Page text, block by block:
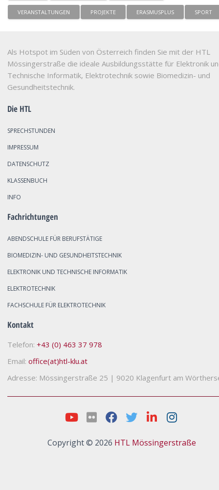
VERANSTALTUNGEN PROJEKTE ERASMUSPLUS SPORT
Als Hotspot im Süden von Österreich finden Sie mit der HTL
Mössingerstraße die ideale Ausbildungsstätte für Elektronik
Technische Informatik, Elektrotechnik sowie Biomedizin- und
Gesundheitstechnik.
Die HTL
SPRECHSTUNDEN
IMPRESSUM
DATENSCHUTZ
KLASSENBUCH
INFO
Fachrichtungen
ABENDSCHULE FÜR BERUFSTÄTIGE
BIOMEDIZIN- UND GESUNDHEITSTECHNIK
ELEKTRONIK UND TECHNISCHE INFORMATIK
ELEKTROTECHNIK
FACHSCHULE FÜR ELEKTROTECHNIK
Kontakt
Telefon: +43 (0) 463 37 978
Email: office(at)htl-klu.at
Adresse: Mössingerstraße 25 | 9020 Klagenfurt am
Copyright © 2026 HTL Mössingerstraße